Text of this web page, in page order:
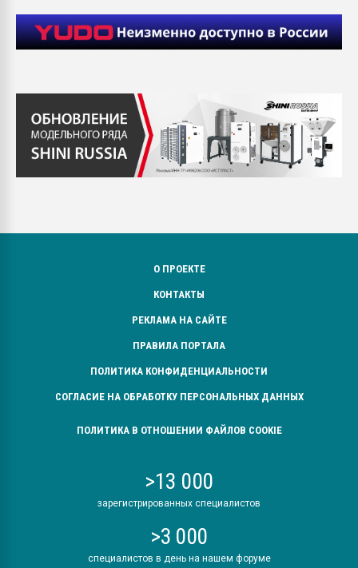
О ПРОЕКТЕ
КОНТАКТЫ
РЕКЛАМА НА САЙТЕ
ПРАВИЛА ПОРТАЛА
ПОЛИТИКА КОНФИДЕНЦИАЛЬНОСТИ
СОГЛАСИЕ НА ОБРАБОТКУ ПЕРСОНАЛЬНЫХ ДАННЫХ
ПОЛИТИКА В ОТНОШЕНИИ ФАЙЛОВ COOKIE
>13 000
зарегистрированных специалистов
>3 000
специалистов в день на нашем форуме